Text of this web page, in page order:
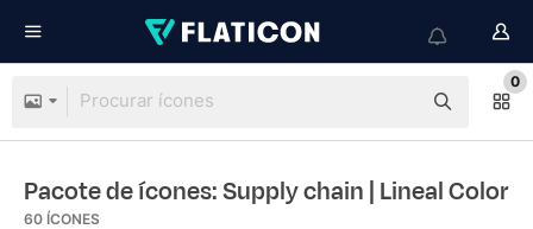
0
Pacote de ícones: Supply chain | Lineal Color
60 ÍCONES